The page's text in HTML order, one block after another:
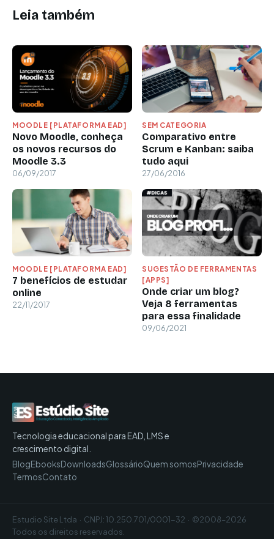
Leia também
MOODLE [PLATAFORMA EAD]
Novo Moodle, conheça
os novos recursos do
Moodle 3.3
06/09/2017
SEM CATEGORIA
Comparativo entre
Scrum e Kanban: saiba
tudo aqui
27/06/2016
MOODLE [PLATAFORMA EAD]
7 benefícios de estudar
online
22/11/2017
SUGESTÃO DE FERRAMENTAS
[APPS]
Onde criar um blog?
Veja 8 ferramentas
para essa finalidade
09/06/2021
Tecnologia educacional para EAD, LMS e
crescimento digital.
BlogEbooksDownloadsGlossárioQuem somosPrivacidade
TermosContato
Estudio Site Ltda · CNPJ: 10.250.701/0001-32 · ©2008–2026
Todos os direitos reservados.